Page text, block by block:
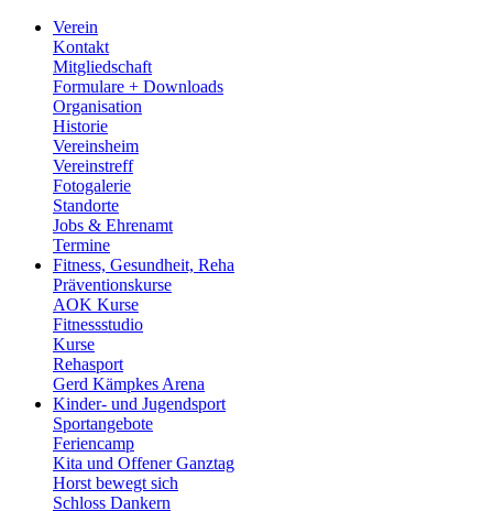
Verein
Kontakt
Mitgliedschaft
Formulare + Downloads
Organisation
Historie
Vereinsheim
Vereinstreff
Fotogalerie
Standorte
Jobs & Ehrenamt
Termine
Fitness, Gesundheit, Reha
Präventionskurse
AOK Kurse
Fitnessstudio
Kurse
Rehasport
Gerd Kämpkes Arena
Kinder- und Jugendsport
Sportangebote
Feriencamp
Kita und Offener Ganztag
Horst bewegt sich
Schloss Dankern